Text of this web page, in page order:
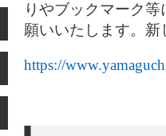
りやブックマーク
願いいたします。
https://